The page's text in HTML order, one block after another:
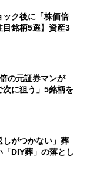
ック後に「株価倍
目銘柄5選】資産3
の元証券マンが
次に狙う」5銘柄を
しがつかない」葬
DIY葬」の落とし